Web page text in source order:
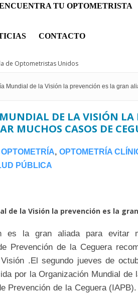
TU OPTOMETRISTA
CONTACTO
de Optometristas Unidos
Mundial de la Visión la prevención es la gran
DE LA VISIÓN
MUCHOS CASOS DE
OPTOMETRÍA OPTOMETRÍA
PÚBLICA
de la Visión la prevención es la
es la gran aliada para evitar
Prevención de la Ceguera
.El segundo jueves de
por la Organización Mundial
Prevención de la Ceguera